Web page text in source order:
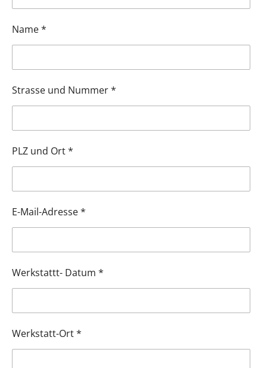
Name *
Strasse und Nummer *
PLZ und Ort *
E-Mail-Adresse *
Werkstattt- Datum *
Werkstatt-Ort *